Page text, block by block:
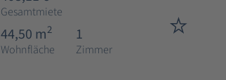
Gesamtmiete
44,50 m2
Wohnfläche
1
Zimmer